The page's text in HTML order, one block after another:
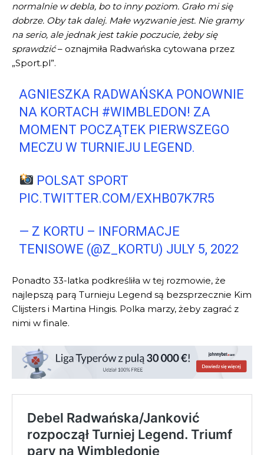
normalnie w debla, bo to inny poziom. Grało mi się
dobrze. Oby tak dalej. Małe wyzwanie jest. Nie gramy
na serio, ale jednak jest takie poczucie, żeby się
sprawdzić– oznajmiła Radwańska cytowana przez
„Sport.pl”.
AGNIESZKA RADWAŃSKA PONOWNIE
NA KORTACH #WIMBLEDON! ZA
MOMENT POCZĄTEK PIERWSZEGO
MECZU W TURNIEJU LEGEND.
POLSAT SPORT
PIC.TWITTER.COM/EXHB07K7R5
— Z KORTU – INFORMACJE
TENISOWE (@Z_KORTU) JULY 5, 2022
Ponadto 33-latka podkreśliła w tej rozmowie, że
najlepszą parą Turnieju Legend są bezsprzecznie Kim
Clijsters i Martina Hingis. Polka marzy, żeby zagrać z
nimi w finale.